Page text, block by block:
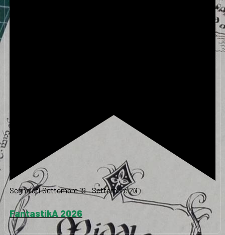
SegnalatiSettembre 19-Settembre 20
FantastikA 2026